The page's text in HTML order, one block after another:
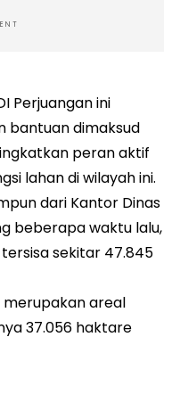
Perjuangan ini
bantuan dimaksud
peran aktif
lahan di wilayah ini.
dari Kantor Dinas
beberapa waktu lalu,
sekitar 47.845
merupakan areal
37.056 haktare